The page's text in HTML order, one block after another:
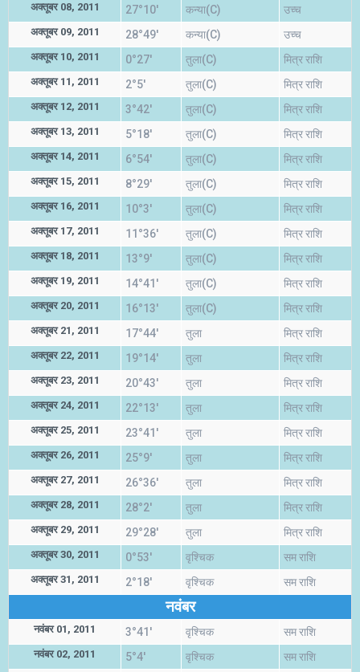
अक्तूबर 08, 2011 27°10' कन्या(C) उच्च
अक्तूबर 09, 2011 28°49' कन्या(C) उच्च
अक्तूबर 10, 2011 0°27' तुला(C) मित्र राशि
अक्तूबर 11, 2011 2°5' तुला(C) मित्र राशि
अक्तूबर 12, 2011 3°42' तुला(C) मित्र राशि
अक्तूबर 13, 2011 5°18' तुला(C) मित्र राशि
अक्तूबर 14, 2011 6°54' तुला(C) मित्र राशि
अक्तूबर 15, 2011 8°29' तुला(C) मित्र राशि
अक्तूबर 16, 2011 10°3' तुला(C) मित्र राशि
अक्तूबर 17, 2011 11°36' तुला(C) मित्र राशि
अक्तूबर 18, 2011 13°9' तुला(C) मित्र राशि
अक्तूबर 19, 2011 14°41' तुला(C) मित्र राशि
अक्तूबर 20, 2011 16°13' तुला(C) मित्र राशि
अक्तूबर 21, 2011 17°44' तुला मित्र राशि
अक्तूबर 22, 2011 19°14' तुला मित्र राशि
अक्तूबर 23, 2011 20°43' तुला मित्र राशि
अक्तूबर 24, 2011 22°13' तुला मित्र राशि
अक्तूबर 25, 2011 23°41' तुला मित्र राशि
अक्तूबर 26, 2011 25°9' तुला मित्र राशि
अक्तूबर 27, 2011 26°36' तुला मित्र राशि
अक्तूबर 28, 2011 28°2' तुला मित्र राशि
अक्तूबर 29, 2011 29°28' तुला मित्र राशि
अक्तूबर 30, 2011 0°53' वृश्चिक सम राशि
अक्तूबर 31, 2011 2°18' वृश्चिक सम राशि
नवंबर
नवंबर 01, 2011 3°41' वृश्चिक सम राशि
नवंबर 02, 2011 5°4' वृश्चिक सम राशि